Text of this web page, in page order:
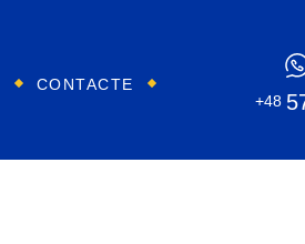
CONTACTE
+48